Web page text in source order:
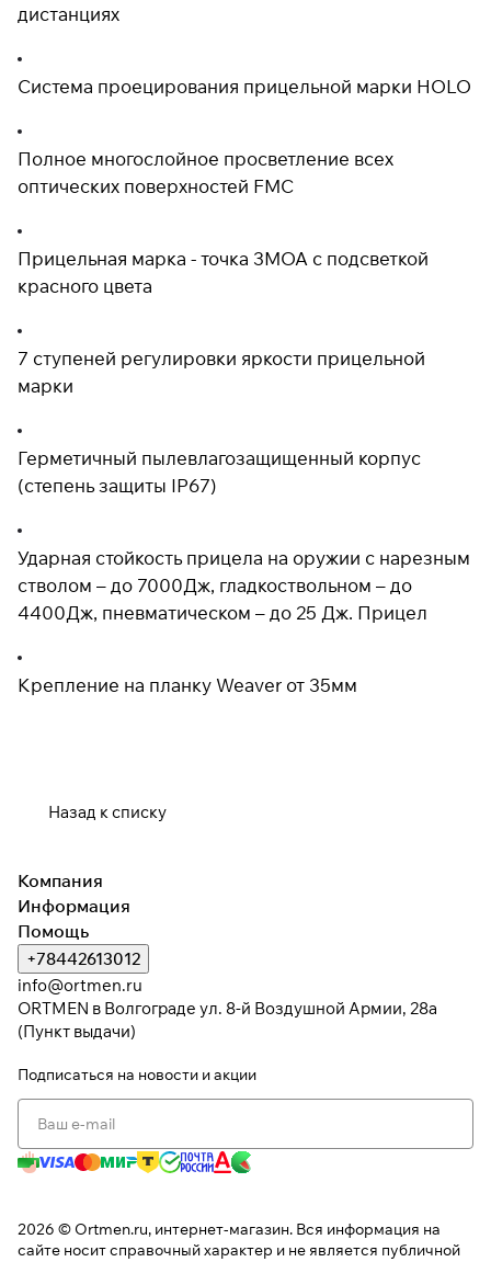
дистанциях
Система проецирования прицельной марки HOLO
Полное многослойное просветление всех
оптических поверхностей FMC
Прицельная марка - точка 3MOA с подсветкой
красного цвета
7 ступеней регулировки яркости прицельной
марки
Герметичный пылевлагозащищенный корпус
(степень защиты IP67)
Ударная стойкость прицела на оружии с нарезным
стволом – до 7000Дж, гладкоствольном – до
4400Дж, пневматическом – до 25 Дж. Прицел
Крепление на планку Weaver от 35мм
Назад к списку
Компания
Информация
Помощь
+78442613012
info@ortmen.ru
ORTMEN в Волгограде ул. 8-й Воздушной Армии, 28а
(Пункт выдачи)
Подписаться на новости и акции
2026 © Ortmen.ru, интернет-магазин. Вся информация на
сайте носит справочный характер и не является публичной